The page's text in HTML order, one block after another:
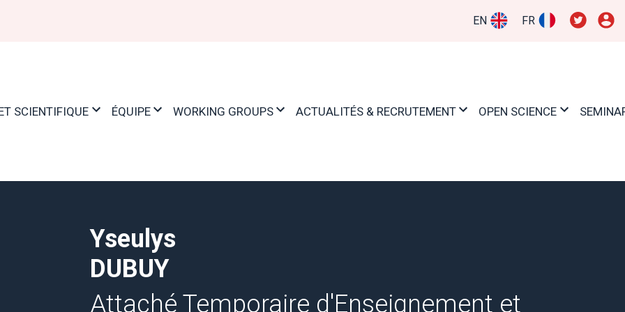
EN FR
SCIENTIFIQUE ÉQUIPE WORKING GROUPS ACTUALITÉS & RECRUTEMENT OPEN SCIENCE
Yseulys
DUBUY
Attaché Temporaire d'Enseignement et